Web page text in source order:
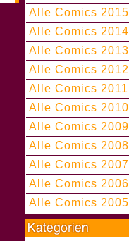
Alle Comics 2015
Alle Comics 2014
Alle Comics 2013
Alle Comics 2012
Alle Comics 2011
Alle Comics 2010
Alle Comics 2009
Alle Comics 2008
Alle Comics 2007
Alle Comics 2006
Alle Comics 2005